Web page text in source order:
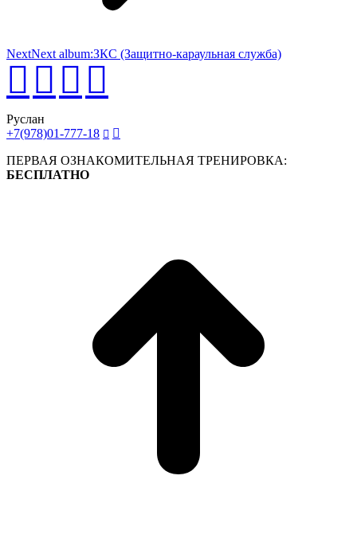
NextNext album:ЗКС (Защитно-караульная служба)
Руслан
+7(978)01-777-18
ПЕРВАЯ ОЗНАКОМИТЕЛЬНАЯ ТРЕНИРОВКА:
БЕСПЛАТНО